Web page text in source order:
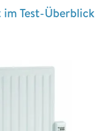
Test-Überblick